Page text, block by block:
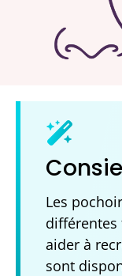
Les
différentes
aider à
sont